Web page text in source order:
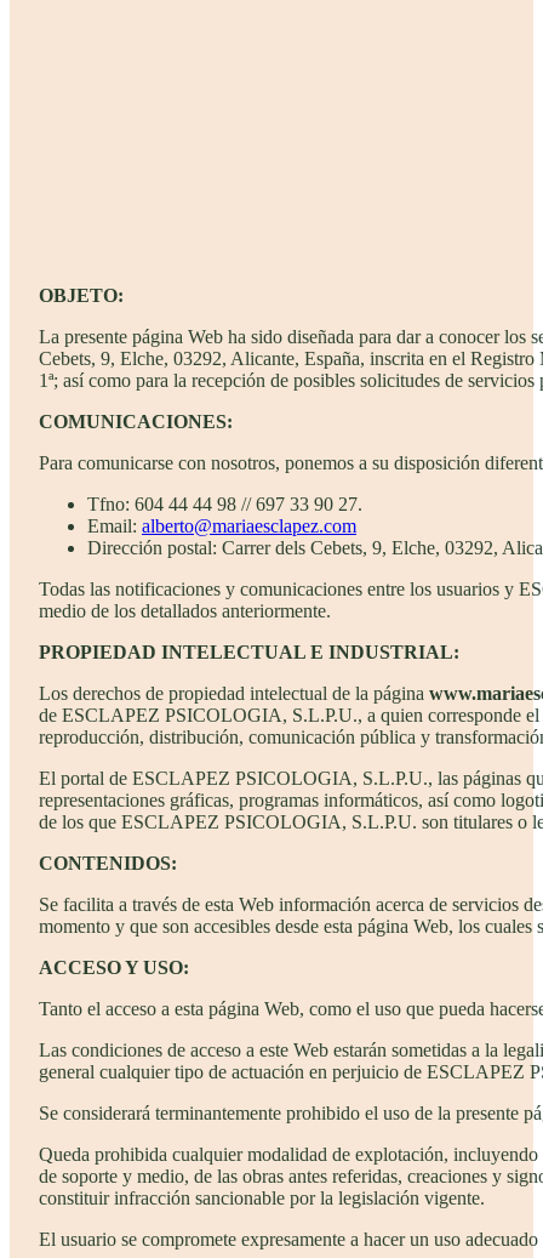
OBJETO:
La presente página Web ha sido diseñada para dar a conocer
Cebets, 9, Elche, 03292, Alicante, España, inscrita en el
1ª; así como para la recepción de posibles solicitudes de
COMUNICACIONES:
Para comunicarse con nosotros, ponemos a su disposición
Tfno: 604 44 44 98 // 697 33 90 27.
Email: alberto@mariaesclapez.com
Dirección postal: Carrer dels Cebets, 9, Elche, 03292,
Todas las notificaciones y comunicaciones entre los usuarios y
medio de los detallados anteriormente.
PROPIEDAD INTELECTUAL E INDUSTRIAL:
Los derechos de propiedad intelectual de la página
de ESCLAPEZ PSICOLOGIA, S.L.P.U., a quien corresponde el
reproducción, distribución, comunicación pública y
El portal de ESCLAPEZ PSICOLOGIA, S.L.P.U., las páginas
representaciones gráficas, programas informáticos, así como
de los que ESCLAPEZ PSICOLOGIA, S.L.P.U. son titulares o
CONTENIDOS:
Se facilita a través de esta Web información acerca de servicios
momento y que son accesibles desde esta página Web, los
ACCESOY USO:
Tanto el acceso a esta página Web, como el uso que pueda
Las condiciones de acceso a este Web estarán sometidas a la
general cualquier tipo de actuación en perjuicio de ESCLAPEZ
Se considerará terminantemente prohibido el uso de la presente
Queda prohibida cualquier modalidad de explotación,
de soporte y medio, de las obras antes referidas, creaciones y
constituir infracción sancionable por la legislación vigente.
El usuario se compromete expresamente a hacer un uso